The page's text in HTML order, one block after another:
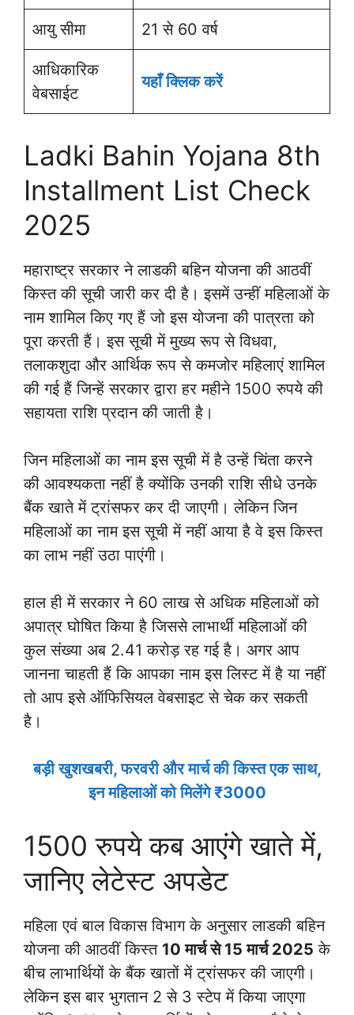
आयु सीमा 21 से 60 वर्ष
आधिकारिक
वेबसाईट
यहाँ क्लिक करें
Ladki Bahin Yojana 8th
Installment List Check
2025
महाराष्ट्र सरकार ने लाडकी बहिन योजना की आठवीं
किस्त की सूची जारी कर दी है। इसमें उन्हीं महिलाओं के
नाम शामिल किए गए हैं जो इस योजना की पात्रता को
पूरा करती हैं। इस सूची में मुख्य रूप से विधवा,
तलाकशुदा और आर्थिक रूप से कमजोर महिलाएं शामिल
की गई हैं जिन्हें सरकार द्वारा हर महीने 1500 रुपये की
सहायता राशि प्रदान की जाती है।
जिन महिलाओं का नाम इस सूची में है उन्हें चिंता करने
की आवश्यकता नहीं है क्योंकि उनकी राशि सीधे उनके
बैंक खाते में ट्रांसफर कर दी जाएगी। लेकिन जिन
महिलाओं का नाम इस सूची में नहीं आया है वे इस किस्त
का लाभ नहीं उठा पाएंगी।
हाल ही में सरकार ने 60 लाख से अधिक महिलाओं को
अपात्र घोषित किया है जिससे लाभार्थी महिलाओं की
कुल संख्या अब 2.41 करोड़ रह गई है। अगर आप
जानना चाहती हैं कि आपका नाम इस लिस्ट में है या नहीं
तो आप इसे ऑफिसियल वेबसाइट से चेक कर सकती
है।
बड़ी खुशखबरी, फरवरी और मार्च की किस्त एक साथ,
इन महिलाओं को मिलेंगे ₹3000
1500 रुपये कब आएंगे खाते में,
जानिए लेटेस्ट अपडेट
महिला एवं बाल विकास विभाग के अनुसार लाडकी बहिन
योजना की आठवीं किस्त 10 मार्च से 15 मार्च 2025 के
बीच लाभार्थियों के बैंक खातों में ट्रांसफर की जाएगी।
लेकिन इस बार भुगतान 2 से 3 स्टेप में किया जाएगा